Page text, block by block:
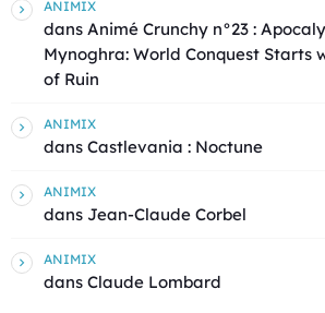
ANIMIX
dans Animé Crunchy n°23 :
Mynoghra: World Conquest Starts
of Ruin
ANIMIX
dans Castlevania : Noctune
ANIMIX
dans Jean-Claude Corbel
ANIMIX
dans Claude Lombard